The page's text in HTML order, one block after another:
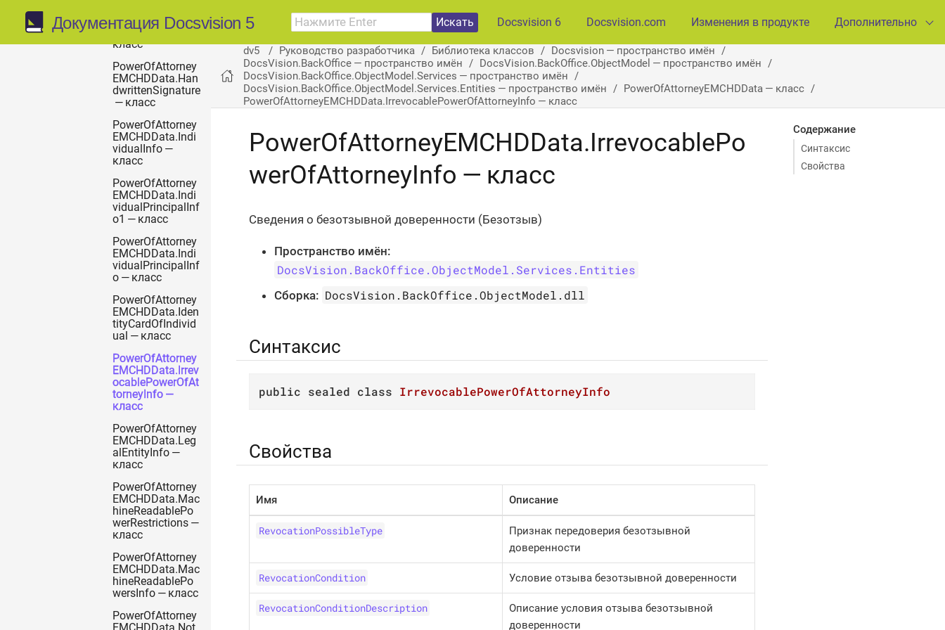
Документация Docsvision 5 Искать Docsvision 6 Docsvision.com Изменения в продукте Дополнительно
ignLegalEntityPri
ncipalInfo —
класс
PowerOfAttorney
EMCHDData.Han
dwrittenSignature
— класс
PowerOfAttorney
EMCHDData.Indi
vidualInfo —
класс
PowerOfAttorney
EMCHDData.Indi
vidualPrincipalInf
o1 — класс
PowerOfAttorney
EMCHDData.Indi
vidualPrincipalInf
o — класс
PowerOfAttorney
EMCHDData.Iden
tityCardOfIndivid
ual — класс
PowerOfAttorney
EMCHDData.Irrev
ocablePowerOfAt
torneyInfo —
класс
PowerOfAttorney
EMCHDData.Leg
alEntityInfo —
класс
PowerOfAttorney
EMCHDData.Mac
hineReadablePo
werRestrictions —
класс
PowerOfAttorney
EMCHDData.Mac
hineReadablePo
wersInfo — класс
PowerOfAttorney
dv5 Руководство разработчика Библиотека классов
Docsvision — пространство имён
DocsVision.BackOffice — пространство имён
DocsVision.BackOffice.ObjectModel — пространство имён
DocsVision.BackOffice.ObjectModel.Services — пространство имён
DocsVision.BackOffice.ObjectModel.Services.Entities — пространство имён
PowerOfAttorneyEMCHDData — класс
PowerOfAttorneyEMCHDData.IrrevocablePowerOfAttorneyInfo — класс
Содержание
Синтаксис
Свойства
PowerOfAttorneyEMCHDData.IrrevocablePo
werOfAttorneyInfo — класс
Сведения о безотзывной доверенности (Безотзыв)
Пространство имён:
DocsVision.BackOffice.ObjectModel.Services.Entities
Сборка: DocsVision.BackOffice.ObjectModel.dll
Синтаксис
public sealed class IrrevocablePowerOfAttorneyInfo
Свойства
Имя Описание
RevocationPossibleType
Признак передоверия безотзывной
доверенности
RevocationCondition Условие отзыва безотзывной доверенности
RevocationConditionDescription
Описание условия отзыва безотзывной
доверенности